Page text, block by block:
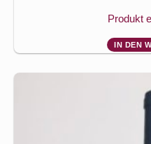
Produkt
IN DEN